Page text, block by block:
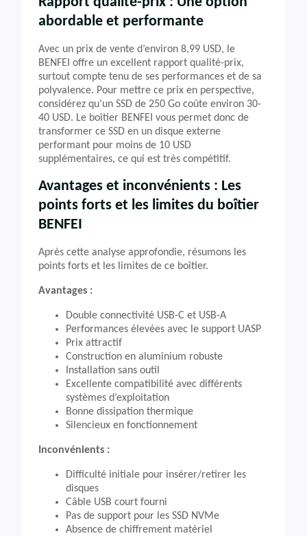
abordable et performante
Avec un prix de vente d’environ 8,99 USD, le
BENFEI offre un excellent rapport qualité-prix,
surtout compte tenu de ses performances et de sa
polyvalence. Pour mettre ce prix en perspective,
considérez qu’un SSD de 250 Go coûte environ 30-
40 USD. Le boîtier BENFEI vous permet donc de
transformer ce SSD en un disque externe
performant pour moins de 10 USD
supplémentaires, ce qui est très compétitif.
Avantages et inconvénients : Les
points forts et les limites du boîtier
BENFEI
Après cette analyse approfondie, résumons les
points forts et les limites de ce boîtier.
Avantages :
Double connectivité USB-C et USB-A
Performances élevées avec le support UASP
Prix attractif
Construction en aluminium robuste
Installation sans outil
Excellente compatibilité avec différents
systèmes d’exploitation
Bonne dissipation thermique
Silencieux en fonctionnement
Inconvénients :
Difficulté initiale pour insérer/retirer les
disques
Câble USB court fourni
Pas de support pour les SSD NVMe
Absence de chiffrement matériel